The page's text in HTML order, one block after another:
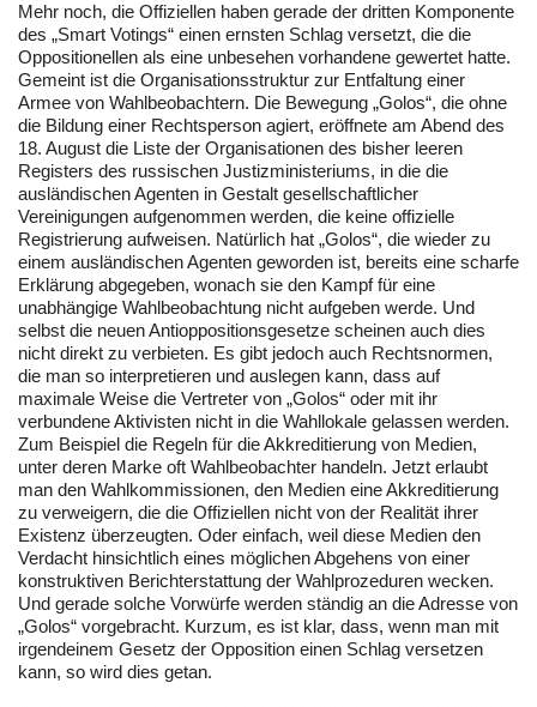
Mehr noch, die Offiziellen haben gerade der dritten Komponente
des „Smart Votings“ einen ernsten Schlag versetzt, die die
Oppositionellen als eine unbesehen vorhandene gewertet hatte.
Gemeint ist die Organisationsstruktur zur Entfaltung einer
Armee von Wahlbeobachtern. Die Bewegung „Golos“, die ohne
die Bildung einer Rechtsperson agiert, eröffnete am Abend des
18. August die Liste der Organisationen des bisher leeren
Registers des russischen Justizministeriums, in die die
ausländischen Agenten in Gestalt gesellschaftlicher
Vereinigungen aufgenommen werden, die keine offizielle
Registrierung aufweisen. Natürlich hat „Golos“, die wieder zu
einem ausländischen Agenten geworden ist, bereits eine scharfe
Erklärung abgegeben, wonach sie den Kampf für eine
unabhängige Wahlbeobachtung nicht aufgeben werde. Und
selbst die neuen Antioppositionsgesetze scheinen auch dies
nicht direkt zu verbieten. Es gibt jedoch auch Rechtsnormen,
die man so interpretieren und auslegen kann, dass auf
maximale Weise die Vertreter von „Golos“ oder mit ihr
verbundene Aktivisten nicht in die Wahllokale gelassen werden.
Zum Beispiel die Regeln für die Akkreditierung von Medien,
unter deren Marke oft Wahlbeobachter handeln. Jetzt erlaubt
man den Wahlkommissionen, den Medien eine Akkreditierung
zu verweigern, die die Offiziellen nicht von der Realität ihrer
Existenz überzeugten. Oder einfach, weil diese Medien den
Verdacht hinsichtlich eines möglichen Abgehens von einer
konstruktiven Berichterstattung der Wahlprozeduren wecken.
Und gerade solche Vorwürfe werden ständig an die Adresse von
„Golos“ vorgebracht. Kurzum, es ist klar, dass, wenn man mit
irgendeinem Gesetz der Opposition einen Schlag versetzen
kann, so wird dies getan.